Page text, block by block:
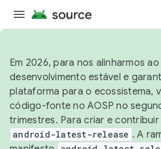
Em 2026, para nos alinharmos
desenvolvimento estável e
plataforma para o ecossistema,
código-fonte no AOSP no
trimestres. Para criar e contribuir
android-latest-release . A